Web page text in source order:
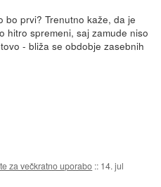
bo prvi? Trenutno kaže, da je
hitro spremeni, saj zamude niso
- bliža se obdobje zasebnih
za večkratno uporabo :: 14. jul